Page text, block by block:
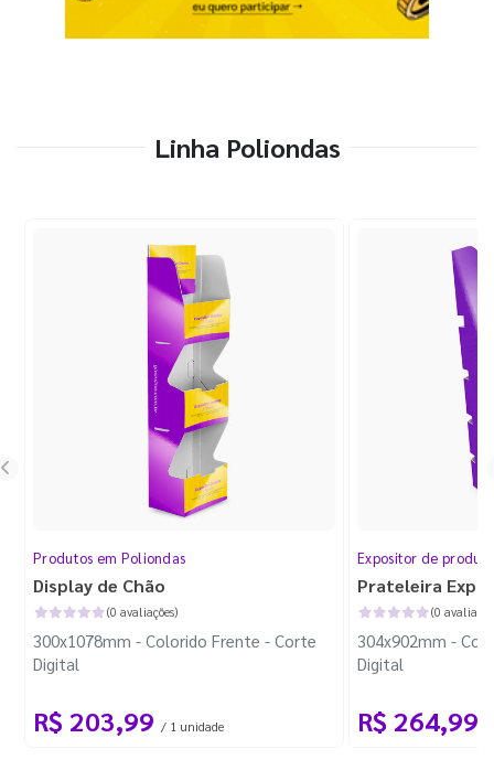
Linha Poliondas
Produtos em Poliondas
Display de Chão
(0 avaliações)
300x1078mm - Colorido Frente - Corte
Digital
R$ 203,99 / 1 unidade
Expositor de
Prateleira
(0
304x902mm -
Digital
R$ 264,99